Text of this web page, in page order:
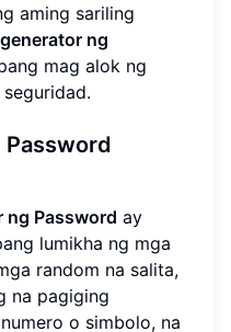
aming sariling
ng
mag alok ng
Password
ng Password ay
lumikha ng mga
random na salita,
na pagiging
o simbolo, na